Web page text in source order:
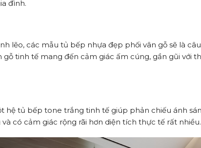
đình.
lẽo, các mẫu tủ bếp nhựa đẹp phối vân gỗ sẽ là
tinh tế mang đến cảm giác ấm cúng, gần gũi với
hệ tủ bếp tone trắng tinh tế giúp phản chiếu ánh
có cảm giác rộng rãi hơn diện tích thực tế rất nhiều.